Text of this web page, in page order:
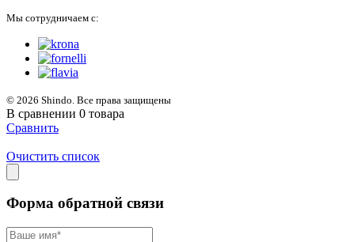
Мы сотрудничаем с:
© 2026 Shindo. Все права защищены
В сравнении 0 товара
Сравнить
Очистить список
Форма обратной связи